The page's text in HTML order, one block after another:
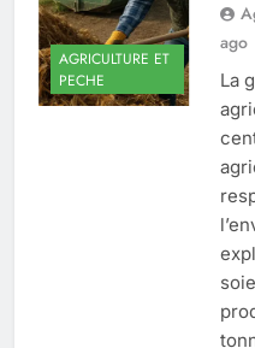
AGRICULTURE ET
PECHE
ago
La